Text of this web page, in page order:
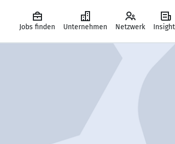
Jobs finden Unternehmen Netzwerk